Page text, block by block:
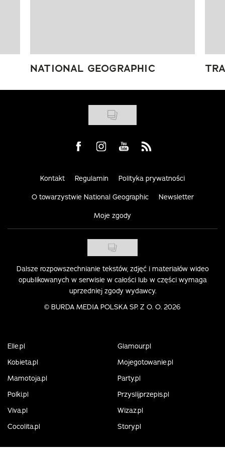
NATIONAL GEOGRAPHIC
Visit us on Facebook
Visit us on Instagram
Visit us on Youtube
Visit us on Rss
Kontakt Regulamin Polityka prywatności
O towarzystwie National Geographic Newsletter
Moje zgody
Dalsze rozpowszechnianie tekstów, zdjęć i materiałów wideo
opublikowanych w serwisie w całości lub w części wymaga
uprzedniej zgody wydawcy.
© BURDA MEDIA POLSKA SP. Z O. O. 2026
Elle.pl
Glamour.pl
Kobieta.pl
Mojegotowanie.pl
Mamotoja.pl
Party.pl
Polki.pl
Przyslijprzepis.pl
Viva.pl
Wizaz.pl
Cocolita.pl
Story.pl